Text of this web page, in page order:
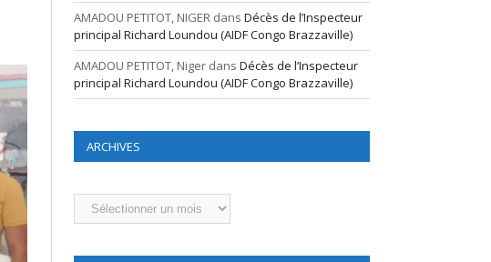
AMADOU PETITOT, NIGER dans Décès de l’Inspecteur
principal Richard Loundou (AIDF Congo Brazzaville)
AMADOU PETITOT, Niger dans Décès de l’Inspecteur
principal Richard Loundou (AIDF Congo Brazzaville)
ARCHIVES
Archives